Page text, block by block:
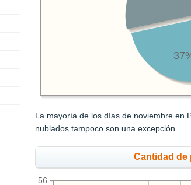
La mayoría de los días de noviembre en
nublados tampoco son una excepción.
Cantidad de
56